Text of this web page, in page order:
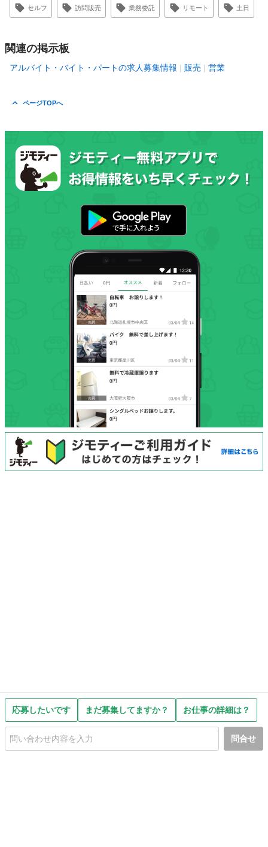
応募したいです まだ募集してますか？ お仕事の詳細は？
問合せ
セルフ 訪問販売 業務委託 リモート 土日
関連の掲示板
アルバイト・バイト・パートの求人募集情報 販売 営業
ページTOPへ